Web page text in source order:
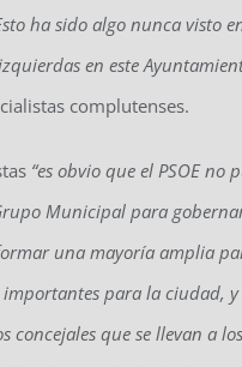
ha sido algo nunca visto
en este
complutenses.
“es obvio que el PSOE no
Municipal para
una mayoría amplia
para la ciudad,
concejales que se llevan a